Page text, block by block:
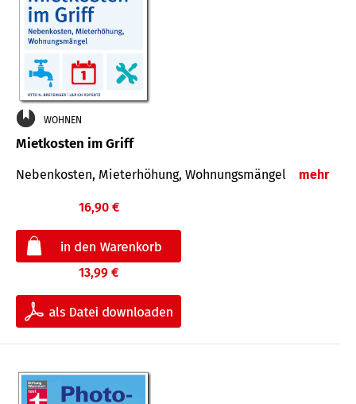
WOHNEN
Mietkosten im Griff
Nebenkosten, Mieterhöhung, Wohnungsmängel mehr
16,90 €
13,99 €